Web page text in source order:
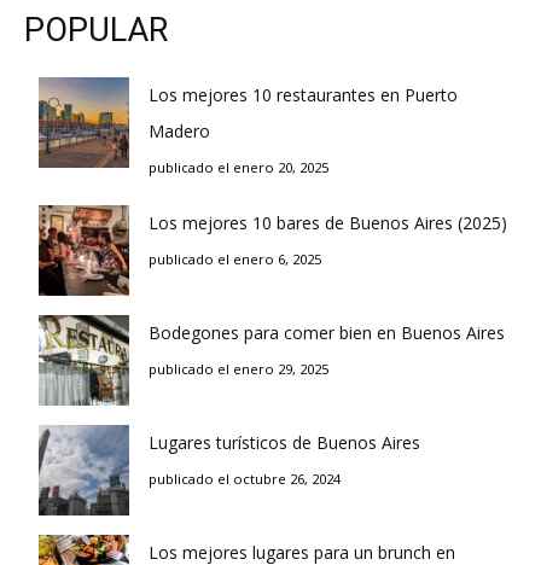
POPULAR
Los mejores 10 restaurantes en Puerto
Madero
publicado el enero 20, 2025
Los mejores 10 bares de Buenos Aires (2025)
publicado el enero 6, 2025
Bodegones para comer bien en Buenos Aires
publicado el enero 29, 2025
Lugares turísticos de Buenos Aires
publicado el octubre 26, 2024
Los mejores lugares para un brunch en